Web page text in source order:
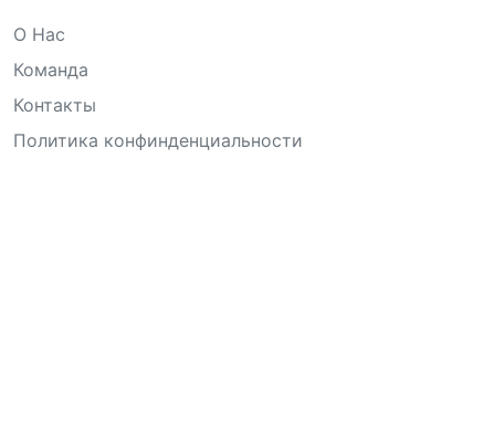
О Нас
Команда
Контакты
Политика конфинденциальности